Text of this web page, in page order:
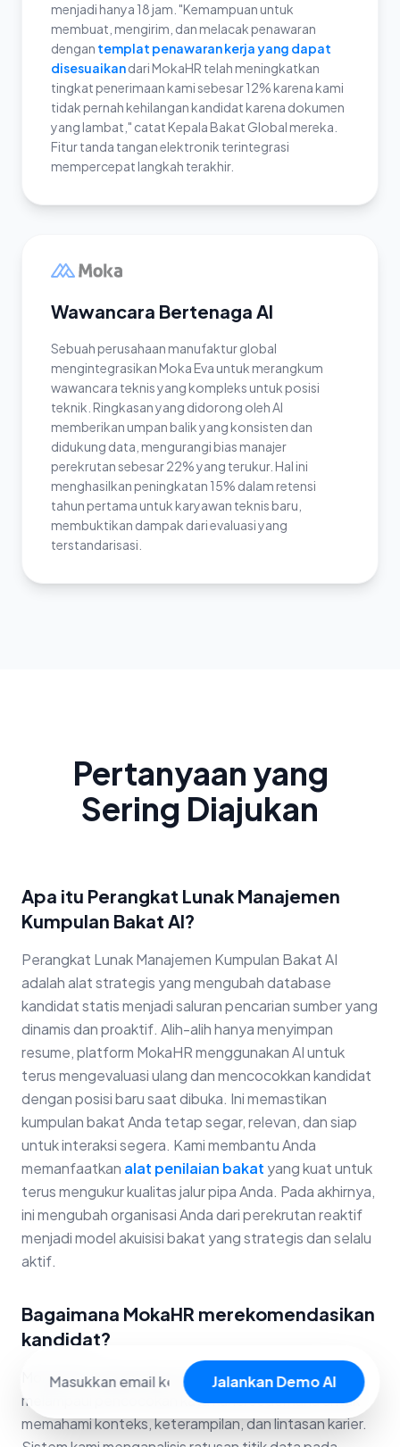
menjadi hanya 18 jam. "Kemampuan untuk
membuat, mengirim, dan melacak penawaran
dengan templat penawaran kerja yang dapat
disesuaikandari MokaHR telah meningkatkan
tingkat penerimaan kami sebesar 12% karena kami
tidak pernah kehilangan kandidat karena dokumen
yang lambat," catat Kepala Bakat Global mereka.
Fitur tanda tangan elektronik terintegrasi
mempercepat langkah terakhir.
Wawancara Bertenaga AI
Sebuah perusahaan manufaktur global
mengintegrasikan Moka Eva untuk merangkum
wawancara teknis yang kompleks untuk posisi
teknik. Ringkasan yang didorong oleh AI
memberikan umpan balik yang konsisten dan
didukung data, mengurangi bias manajer
perekrutan sebesar 22% yang terukur. Hal ini
menghasilkan peningkatan 15% dalam retensi
tahun pertama untuk karyawan teknis baru,
membuktikan dampak dari evaluasi yang
terstandarisasi.
Pertanyaan yang
Sering Diajukan
Apa itu Perangkat Lunak Manajemen
Kumpulan Bakat AI?
Perangkat Lunak Manajemen Kumpulan Bakat AI
adalah alat strategis yang mengubah database
kandidat statis menjadi saluran pencarian sumber yang
dinamis dan proaktif. Alih-alih hanya menyimpan
resume, platform MokaHR menggunakan AI untuk
terus mengevaluasi ulang dan mencocokkan kandidat
dengan posisi baru saat dibuka. Ini memastikan
kumpulan bakat Anda tetap segar, relevan, dan siap
untuk interaksi segera. Kami membantu Anda
memanfaatkan alat penilaian bakat yang kuat untuk
terus mengukur kualitas jalur pipa Anda. Pada akhirnya,
ini mengubah organisasi Anda dari perekrutan reaktif
menjadi model akuisisi bakat yang strategis dan selalu
aktif.
Bagaimana MokaHR merekomendasikan
kandidat?
MokaHR menggunakan model AI eksklusif yang jauh
melampaui pencocokan kata kunci sederhana untuk
memahami konteks, keterampilan, dan lintasan karier.
Jalankan Demo AI